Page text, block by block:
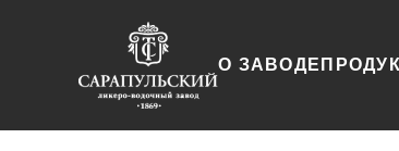
О ЗАВОДЕ